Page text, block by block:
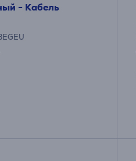
- Кабель